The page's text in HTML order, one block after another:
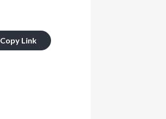
Copy Link